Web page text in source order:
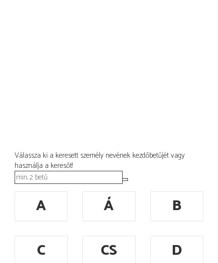
Válassza ki a keresett személy nevének kezdőbetűjét vagy
használja a keresőt!
A Á
B
C
CS
D